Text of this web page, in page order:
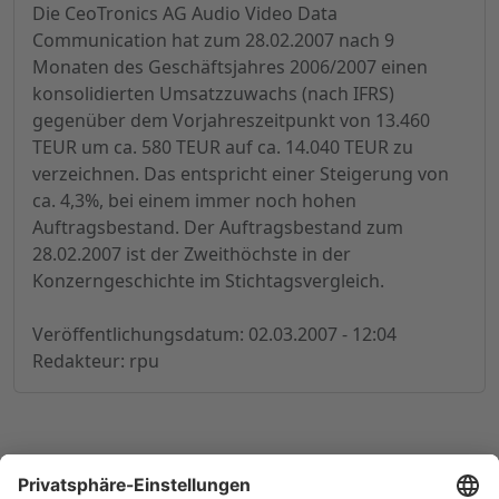
Die CeoTronics AG Audio Video Data
Communication hat zum 28.02.2007 nach 9
Monaten des Geschäftsjahres 2006/2007 einen
konsolidierten Umsatzzuwachs (nach IFRS)
gegenüber dem Vorjahreszeitpunkt von 13.460
TEUR um ca. 580 TEUR auf ca. 14.040 TEUR zu
verzeichnen. Das entspricht einer Steigerung von
ca. 4,3%, bei einem immer noch hohen
Auftragsbestand. Der Auftragsbestand zum
28.02.2007 ist der Zweithöchste in der
Konzerngeschichte im Stichtagsvergleich.
Veröffentlichungsdatum: 02.03.2007 - 12:04
Redakteur: rpu